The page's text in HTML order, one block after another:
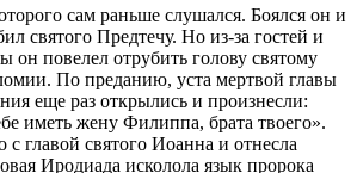
сам раньше слушался. Боялся он и
святого Предтечу. Но из-за гостей и
он повелел отрубить голову святому
По преданию, уста мертвой главы
еще раз открылись и произнесли:
иметь жену Филиппа, брата твоего».
главой святого Иоанна и отнесла
Иродиада исколола язык пророка